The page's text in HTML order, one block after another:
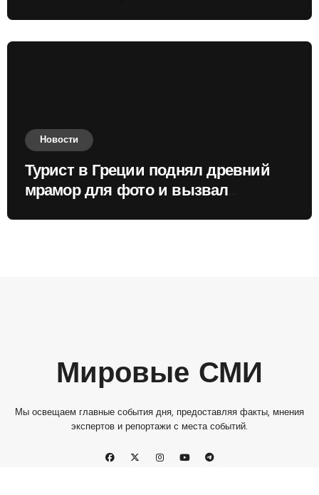
Новости
Турист в Греции поднял древний
мрамор для фото и вызвал
Мировые СМИ
Мы освещаем главные события дня, предоставляя факты, мнения
экспертов и репортажи с места событий.